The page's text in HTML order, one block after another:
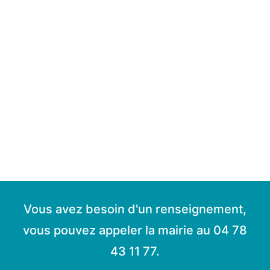
Vous avez besoin d'un renseignement,
vous pouvez appeler la mairie au 04 78
43 11 77.